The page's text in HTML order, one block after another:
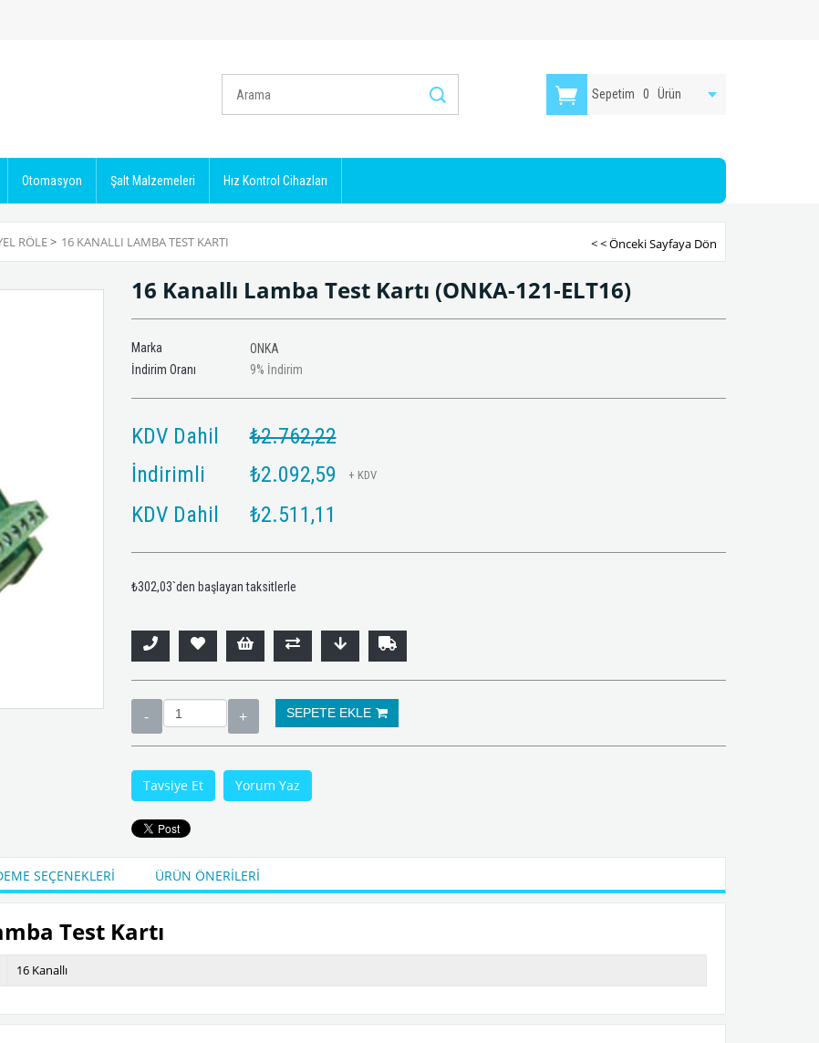
Sepetim 0 Ürün
Otomasyon Şalt Malzemeleri Hız Kontrol Cihazları
RÖLE> 16 KANALLI LAMBA TEST KARTI < < Önceki Sayfaya Dön
16 Kanallı Lamba Test Kartı (ONKA-121-ELT16)
Marka
ONKA
İndirim Oranı
%
9 İndirim
KDV Dahil
₺2.762,22
İndirimli
₺2.092,59 + KDV
KDV Dahil ₺2.511,11
₺302,03`den başlayan taksitlerle
Tavsiye Et Yorum Yaz
SEÇENEKLERI ÜRÜN ÖNERILERI
Test Kartı
16 Kanallı